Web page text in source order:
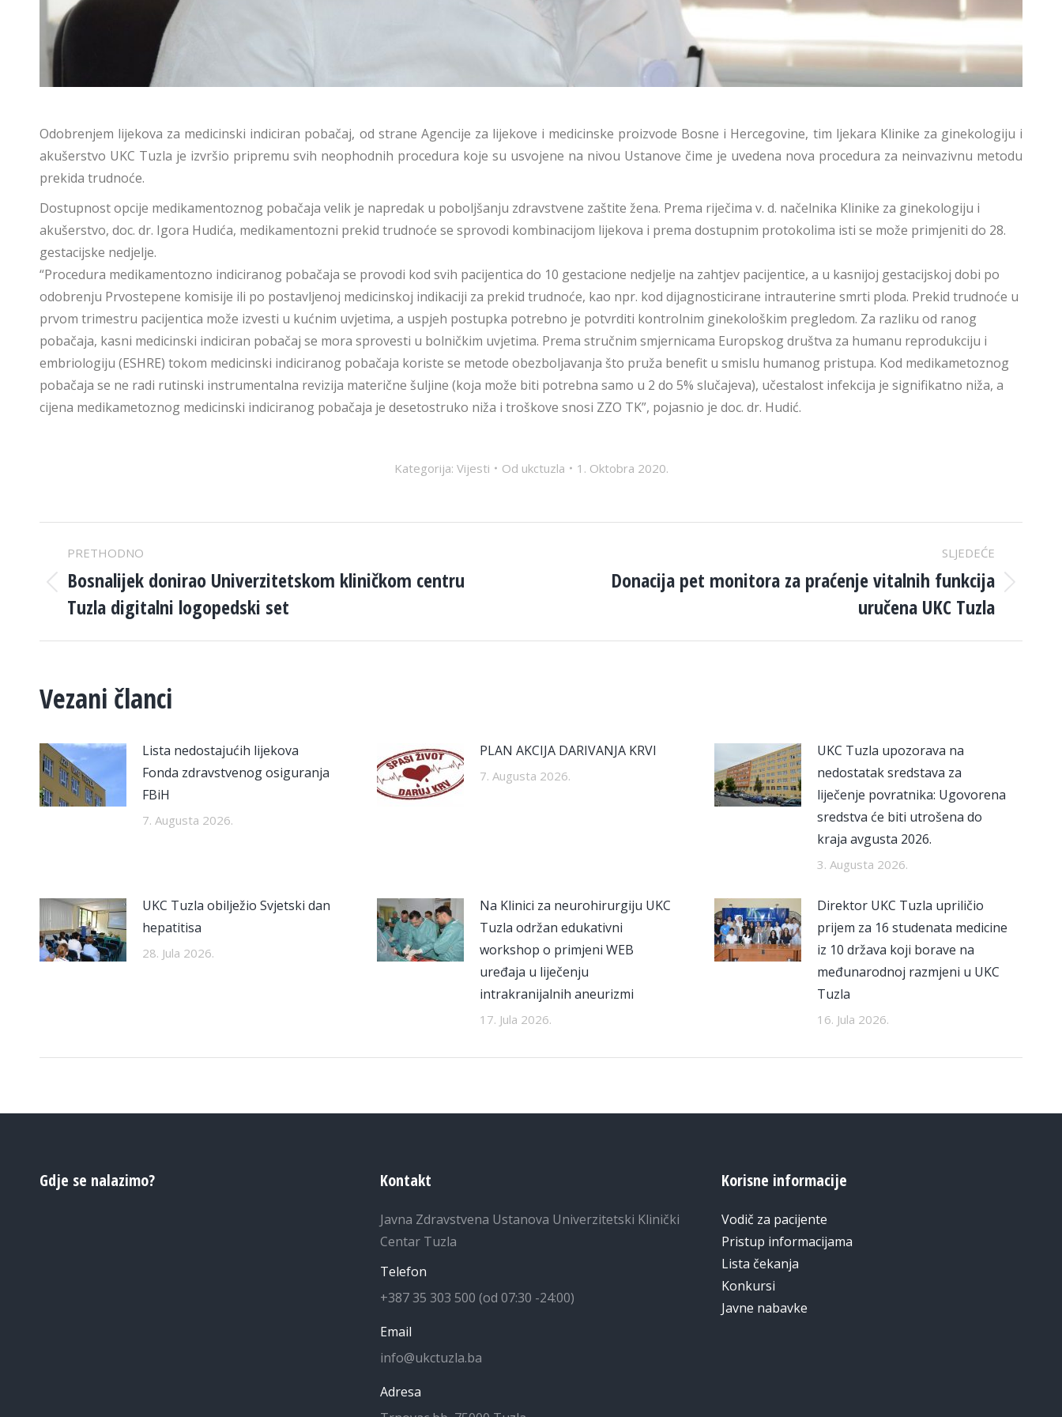
Odobrenjem lijekova za medicinski indiciran pobačaj, od strane Agencije za lijekove i medicinske proizvode Bosne i Hercegovine, tim ljekara Klinike za ginekologiju i
akušerstvo UKC Tuzla je izvršio pripremu svih neophodnih procedura koje su usvojene na nivou Ustanove čime je uvedena nova procedura za neinvazivnu metodu
prekida trudnoće.
Dostupnost opcije medikamentoznog pobačaja velik je napredak u poboljšanju zdravstvene zaštite žena. Prema riječima v. d. načelnika Klinike za ginekologiju i
akušerstvo, doc. dr. Igora Hudića, medikamentozni prekid trudnoće se sprovodi kombinacijom lijekova i prema dostupnim protokolima isti se može primjeniti do 28.
gestacijske nedjelje.
“Procedura medikamentozno indiciranog pobačaja se provodi kod svih pacijentica do 10 gestacione nedjelje na zahtjev pacijentice, a u kasnijoj gestacijskoj dobi po
odobrenju Prvostepene komisije ili po postavljenoj medicinskoj indikaciji za prekid trudnoće, kao npr. kod dijagnosticirane intrauterine smrti ploda. Prekid trudnoće u
prvom trimestru pacijentica može izvesti u kućnim uvjetima, a uspjeh postupka potrebno je potvrditi kontrolnim ginekološkim pregledom. Za razliku od ranog
pobačaja, kasni medicinski indiciran pobačaj se mora sprovesti u bolničkim uvjetima. Prema stručnim smjernicama Europskog društva za humanu reprodukciju i
embriologiju (ESHRE) tokom medicinski indiciranog pobačaja koriste se metode obezboljavanja što pruža benefit u smislu humanog pristupa. Kod medikametoznog
pobačaja se ne radi rutinski instrumentalna revizija materične šuljine (koja može biti potrebna samo u 2 do 5% slučajeva), učestalost infekcija je signifikatno niža, a
cijena medikametoznog medicinski indiciranog pobačaja je desetostruko niža i troškove snosi ZZO TK”, pojasnio je doc. dr. Hudić.
Kategorija: Vijesti Od ukctuzla 1. Oktobra 2020.
POST
NAVIGATION
PRETHODNO
Previous
post:
Bosnalijek donirao Univerzitetskom kliničkom centru
Tuzla digitalni logopedski set
SLJEDEĆE
Donacija pet monitora za praćenje vitalnih funkcija
uručena UKC Tuzla
Vezani članci
Lista nedostajućih lijekova
Fonda zdravstvenog osiguranja
FBiH
7. Augusta 2026.
PLAN AKCIJA DARIVANJA KRVI
7. Augusta 2026.
UKC Tuzla upozorava na
nedostatak sredstava za
liječenje povratnika: Ugovorena
sredstva će biti utrošena do
kraja avgusta 2026.
3. Augusta 2026.
UKC Tuzla obilježio Svjetski dan
hepatitisa
28. Jula 2026.
Na Klinici za neurohirurgiju UKC
Tuzla održan edukativni
workshop o primjeni WEB
uređaja u liječenju
intrakranijalnih aneurizmi
17. Jula 2026.
Direktor UKC Tuzla upriličio
prijem za 16 studenata medicine
iz 10 država koji borave na
međunarodnoj razmjeni u UKC
Tuzla
16. Jula 2026.
Gdje se nalazimo? Kontakt
Javna Zdravstvena Ustanova Univerzitetski Klinički
Centar Tuzla
Telefon
+387 35 303 500 (od 07:30 -24:00)
Email
info@ukctuzla.ba
Adresa
Korisne informacije
Vodič za pacijente
Pristup informacijama
Lista čekanja
Konkursi
Javne nabavke